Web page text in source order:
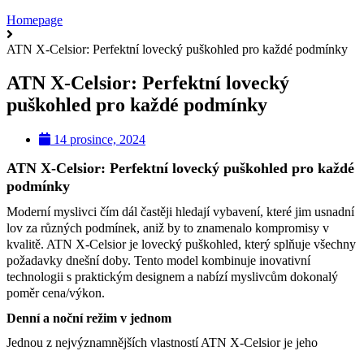
Homepage
ATN X-Celsior: Perfektní lovecký puškohled pro každé podmínky
ATN X-Celsior: Perfektní lovecký
puškohled pro každé podmínky
14 prosince, 2024
ATN X-Celsior: Perfektní lovecký puškohled pro každé
podmínky
Moderní myslivci čím dál častěji hledají vybavení, které jim usnadní
lov za různých podmínek, aniž by to znamenalo kompromisy v
kvalitě. ATN X-Celsior je lovecký puškohled, který splňuje všechny
požadavky dnešní doby. Tento model kombinuje inovativní
technologii s praktickým designem a nabízí myslivcům dokonalý
poměr cena/výkon.
Denní a noční režim v jednom
Jednou z nejvýznamnějších vlastností ATN X-Celsior je jeho